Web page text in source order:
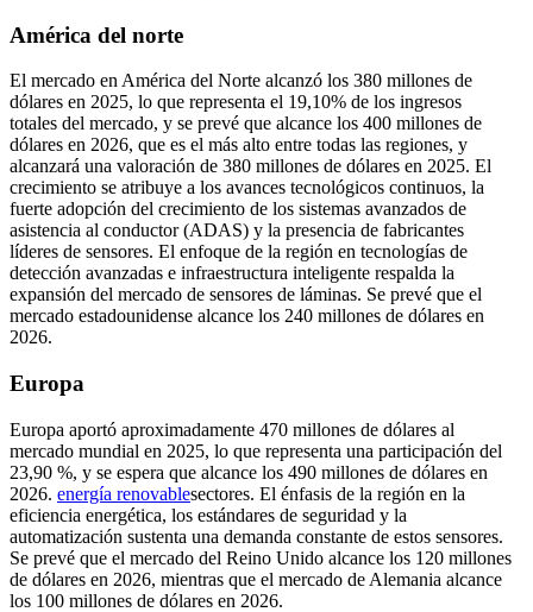
América del norte
El mercado en América del Norte alcanzó los 380 millones de
dólares en 2025, lo que representa el 19,10% de los ingresos
totales del mercado, y se prevé que alcance los 400 millones de
dólares en 2026, que es el más alto entre todas las regiones, y
alcanzará una valoración de 380 millones de dólares en 2025. El
crecimiento se atribuye a los avances tecnológicos continuos, la
fuerte adopción del crecimiento de los sistemas avanzados de
asistencia al conductor (ADAS) y la presencia de fabricantes
líderes de sensores. El enfoque de la región en tecnologías de
detección avanzadas e infraestructura inteligente respalda la
expansión del mercado de sensores de láminas. Se prevé que el
mercado estadounidense alcance los 240 millones de dólares en
2026.
Europa
Europa aportó aproximadamente 470 millones de dólares al
mercado mundial en 2025, lo que representa una participación del
23,90 %, y se espera que alcance los 490 millones de dólares en
2026. energía renovablesectores. El énfasis de la región en la
eficiencia energética, los estándares de seguridad y la
automatización sustenta una demanda constante de estos sensores.
Se prevé que el mercado del Reino Unido alcance los 120 millones
de dólares en 2026, mientras que el mercado de Alemania alcance
los 100 millones de dólares en 2026.